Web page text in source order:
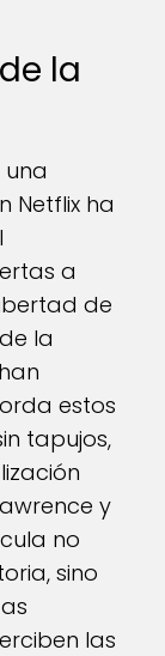
la
Netflix ha
a
de
la
estos
tapujos,
y
no
sino
las